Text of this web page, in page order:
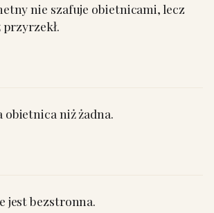
nie szafuje obietnicami, lecz
obietnica niż żadna.
jest bezstronna.